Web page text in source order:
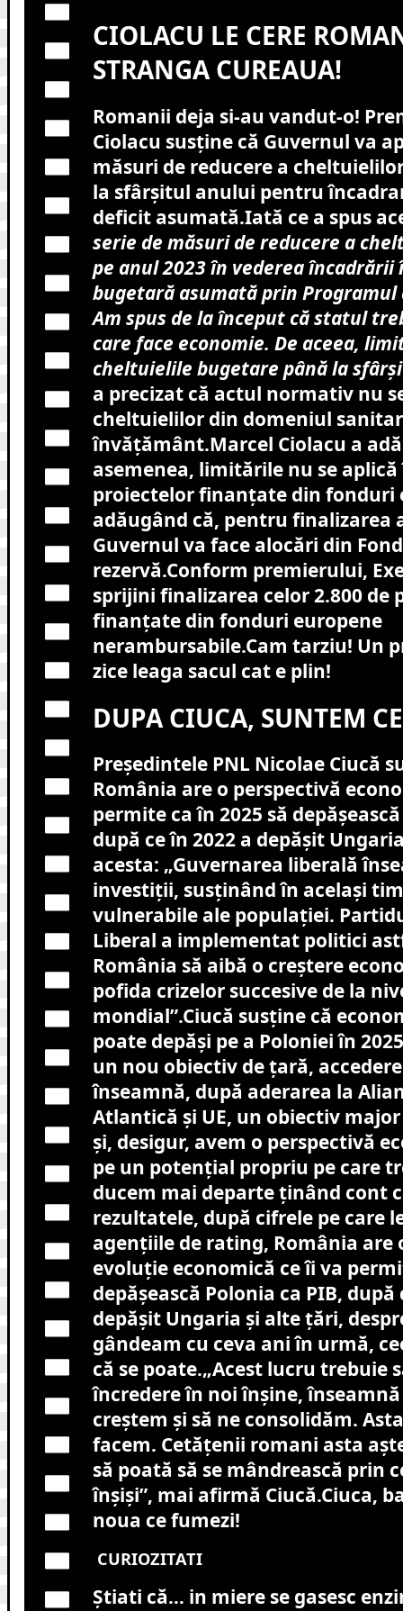
CIOLACU LE CERE
STRANGA CUREAUA!
Romanii deja si-au vandut-o!
Ciolacu susține că Guvernul va
măsuri de reducere a
la sfârşitul anului pentru
deficit asumată.Iată ce a spus
serie de măsuri de reducere a
pe anul 2023 în vederea
bugetară asumată prin Programul
Am spus de la început că statul
care face economie. De aceea,
cheltuielile bugetare până la
a precizat că actul normativ nu
cheltuielilor din domeniul
învăţământ.Marcel Ciolacu a
asemenea, limitările nu se aplică
proiectelor finanţate din fonduri
adăugând că, pentru finalizarea
Guvernul va face alocări din
rezervă.Conform premierului,
sprijini finalizarea celor 2.800 de
finanţate din fonduri europene
nerambursabile.Cam tarziu! Un
zice leaga sacul cat e plin!
DUPA CIUCA, SUNTEM
Președintele PNL Nicolae Ciucă
România are o perspectivă
permite ca în 2025 să
după ce în 2022 a depășit
acesta: „Guvernarea liberală
investiţii, susţinând în acelaşi
vulnerabile ale populaţiei.
Liberal a implementat politici
România să aibă o creştere
pofida crizelor succesive de la
mondial”.Ciucă susține că
poate depăși pe a Poloniei în
un nou obiectiv de ţară,
înseamnă, după aderarea la
Atlantică şi UE, un obiectiv
şi, desigur, avem o perspectivă
pe un potenţial propriu pe care
ducem mai departe ţinând cont
rezultatele, după cifrele pe care
agenţiile de rating, România are
evoluţie economică ce îi va
depăşească Polonia ca PIB, după
depăşit Ungaria şi alte ţări,
gândeam cu ceva ani în urmă,
că se poate.„Acest lucru trebuie
încredere în noi înşine,
creştem şi să ne consolidăm.
facem. Cetăţenii romani asta
să poată să se mândrească prin
înşişi”, mai afirmă Ciucă.Ciuca,
noua ce fumezi!
CURIOZITATI
Știati că… in miere se gasesc